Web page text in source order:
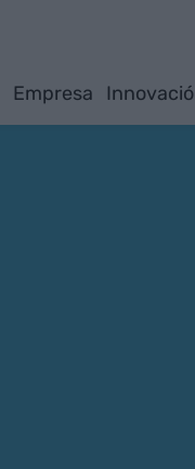
Empresa Innovació